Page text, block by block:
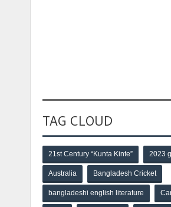
TAG CLOUD
21st Century “Kunta Kinte” 2023
Australia Bangladesh Cricket
bangladeshi english literature